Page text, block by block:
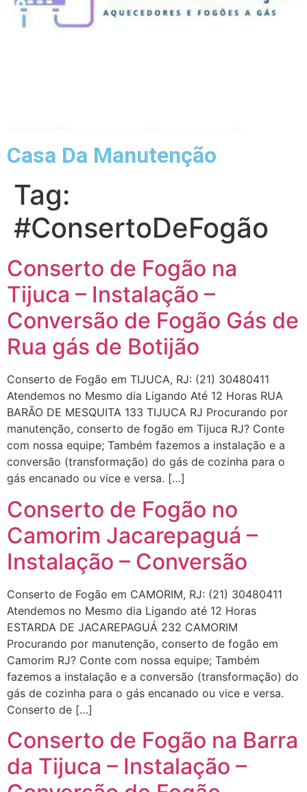
Casa Da Manutenção
Tag:
#ConsertoDeFogão
Conserto de Fogão na
Tijuca – Instalação –
Conversão de Fogão Gás de
Rua gás de Botijão
Conserto de Fogão em TIJUCA, RJ: (21) 30480411
Atendemos no Mesmo dia Ligando Até 12 Horas RUA
BARÃO DE MESQUITA 133 TIJUCA RJ Procurando por
manutenção, conserto de fogão em Tijuca RJ? Conte
com nossa equipe; Também fazemos a instalação e a
conversão (transformação) do gás de cozinha para o
gás encanado ou vice e versa. […]
Conserto de Fogão no
Camorim Jacarepaguá –
Instalação – Conversão
Conserto de Fogão em CAMORIM, RJ: (21) 30480411
Atendemos no Mesmo dia Ligando até 12 Horas
ESTARDA DE JACAREPAGUÁ 232 CAMORIM
Procurando por manutenção, conserto de fogão em
Camorim RJ? Conte com nossa equipe; Também
fazemos a instalação e a conversão (transformação) do
gás de cozinha para o gás encanado ou vice e versa.
Conserto de […]
Conserto de Fogão na Barra
da Tijuca – Instalação –